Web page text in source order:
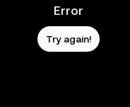
Error
Try again!